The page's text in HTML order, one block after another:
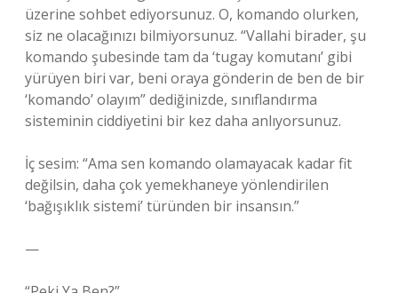
üzerine sohbet ediyorsunuz. O, komando olurken,
siz ne olacağınızı bilmiyorsunuz. “Vallahi birader, şu
komando şubesinde tam da ‘tugay komutanı’ gibi
yürüyen biri var, beni oraya gönderin de ben de bir
‘komando’ olayım” dediğinizde, sınıflandırma
sisteminin ciddiyetini bir kez daha anlıyorsunuz.
İç sesim: “Ama sen komando olamayacak kadar fit
değilsin, daha çok yemekhaneye yönlendirilen
‘bağışıklık sistemi’ türünden bir insansın.”
—